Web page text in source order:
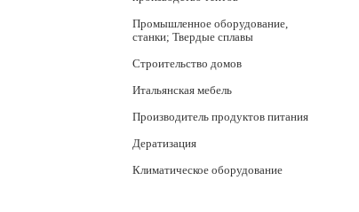
Промышленное оборудование,
станки; Твердые сплавы
Строительство домов
Итальянская мебель
Производитель продуктов питания
Дератизация
Климатическое оборудование